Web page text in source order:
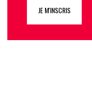
JE M'INSCRIS